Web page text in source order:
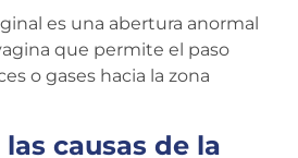
es una abertura anormal
que permite el paso
o gases hacia la zona
las causas de la